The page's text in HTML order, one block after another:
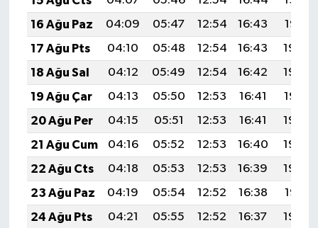
16 Ağu Paz
04:09 05:47 12:54 16:43
19:51
17 Ağu Pts
04:10 05:48 12:54 16:43
19:50
18 Ağu Sal
04:12 05:49 12:54 16:42
19:48
19 Ağu Çar
04:13 05:50 12:53 16:41
19:47
20 Ağu Per
04:15 05:51 12:53 16:41
19:45
21 Ağu Cum
04:16 05:52 12:53 16:40
19:44
22 Ağu Cts
04:18 05:53 12:53 16:39
19:42
23 Ağu Paz
04:19 05:54 12:52 16:38
19:41
24 Ağu Pts
04:21 05:55 12:52 16:37
19:39